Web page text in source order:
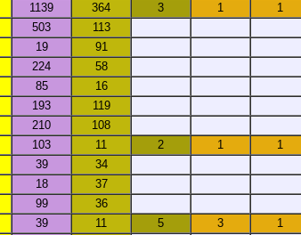
1139 364 3 1 1
503
113
19
91
224
58
85
16
193
119
210
108
103 11 2 1
1
39
34
18
37
99
36
39 11 5 3 1